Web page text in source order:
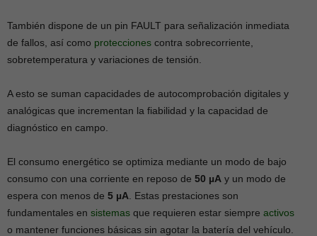
También dispone de un pin FAULT para señalización inmediata
de fallos, así como protecciones contra sobrecorriente,
sobretemperatura y variaciones de tensión.
A esto se suman capacidades de autocomprobación digitales y
analógicas que incrementan la fiabilidad y la capacidad de
diagnóstico en campo.
El consumo energético se optimiza mediante un modo de bajo
consumo con una corriente en reposo de 50 µA y un modo de
espera con menos de 5 µA . Estas prestaciones son
fundamentales en sistemas que requieren estar siempre activos
o mantener funciones básicas sin agotar la batería del vehículo.